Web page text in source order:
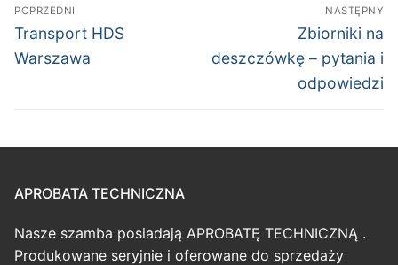
wpisu
POPRZEDNI
Poprzedni
wpis:
Transport HDS
Warszawa
NASTĘPNY
Następny
wpis:
Zbiorniki na
deszczówkę – pytania i
odpowiedzi
APROBATA TECHNICZNA
Nasze szamba posiadają APROBATĘ TECHNICZNĄ .
Produkowane seryjnie i oferowane do sprzedaży